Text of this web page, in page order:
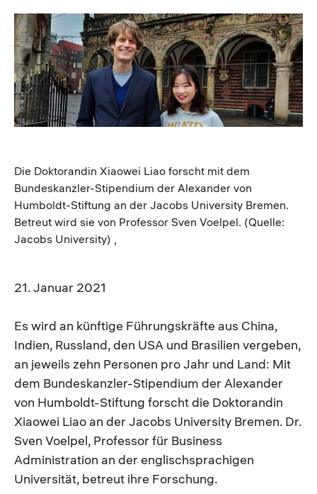
Image
Die Doktorandin Xiaowei Liao forscht mit dem
Bundeskanzler-Stipendium der Alexander von
Humboldt-Stiftung an der Jacobs University Bremen.
Betreut wird sie von Professor Sven Voelpel. (Quelle:
Jacobs University) ,
21. Januar 2021
Es wird an künftige Führungskräfte aus China,
Indien, Russland, den USA und Brasilien vergeben,
an jeweils zehn Personen pro Jahr und Land: Mit
dem Bundeskanzler-Stipendium der Alexander
von Humboldt-Stiftung forscht die Doktorandin
Xiaowei Liao an der Jacobs University Bremen. Dr.
Sven Voelpel, Professor für Business
Administration an der englischsprachigen
Universität, betreut ihre Forschung.